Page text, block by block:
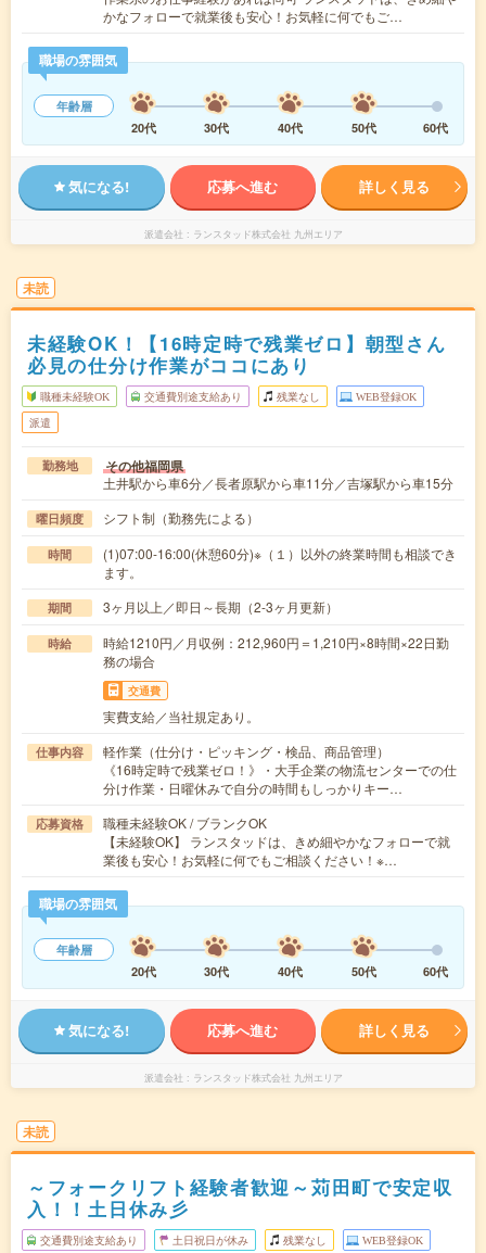
かなフォローで就業後も安心！お気軽に何でもご…
職場の雰囲気
年齢層
20代
30代 40代 50代 60代
気になる! 応募へ進む 詳しく見る
派遣会社 ランスタッド株式会社 九州エリア
未読
未経験OK！【16時定時で残業ゼロ】朝型さん
必見の仕分け作業がココにあり
職種未経験OK 交通費別途支給あり 残業なし WEB登録OK
派遣
勤務地 その他福岡県
土井駅から車6分／長者原駅から車11分／吉塚駅から車15分
曜日頻度 シフト制（勤務先による）
時間
(1)07:00-16:00(休憩60分)※（１）以外の終業時間も相談でき
ます。
期間 3ヶ月以上／即日～長期（2-3ヶ月更新）
時給
時給1210円／月収例：212,960円＝1,210円×8時間×22日勤
務の場合
交通費
実費支給／当社規定あり。
仕事内容
軽作業（仕分け・ピッキング・検品、商品管理）
《16時定時で残業ゼロ！》・大手企業の物流センターでの仕
分け作業・日曜休みで自分の時間もしっかりキー…
応募資格
職種未経験OK / ブランクOK
【未経験OK】 ランスタッドは、きめ細やかなフォローで就
業後も安心！お気軽に何でもご相談ください！※…
職場の雰囲気
年齢層
20代
30代 40代 50代 60代
気になる! 応募へ進む 詳しく見る
派遣会社 ランスタッド株式会社 九州エリア
未読
～フォークリフト経験者歓迎～苅田町で安定収
入！！土日休み彡
交通費別途支給あり 土日祝日が休み 残業なし WEB登録OK